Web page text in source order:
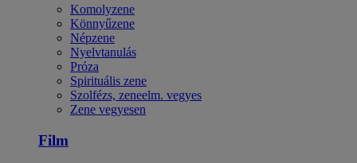
Komolyzene
Könnyűzene
Népzene
Nyelvtanulás
Próza
Spirituális zene
Szolfézs, zeneelm. vegyes
Zene vegyesen
Film